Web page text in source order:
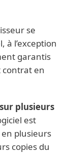
se
à l’exception
garantis
contrat en
plusieurs
est
plusieurs
copies du